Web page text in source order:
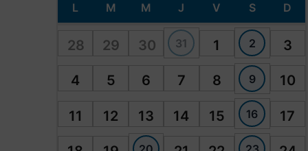
L M M J V S D
28 29 30 31 1 2 3
4 5 6 7 8 9 10
11 12 13 14 15 16 17